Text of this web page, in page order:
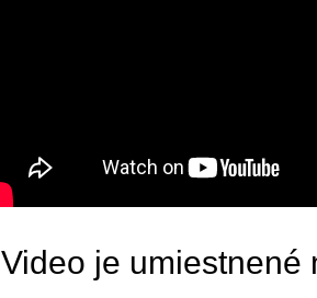
Video je umiestnené